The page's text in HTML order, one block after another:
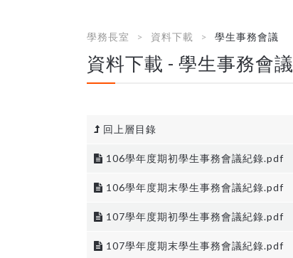
學務長室 資料下載 學生事務會議
資料下載 - 學生事務會議
回上層目錄
106學年度期初學生事務會議紀錄.pdf
106學年度期末學生事務會議紀錄.pdf
107學年度期初學生事務會議紀錄.pdf
107學年度期末學生事務會議紀錄.pdf